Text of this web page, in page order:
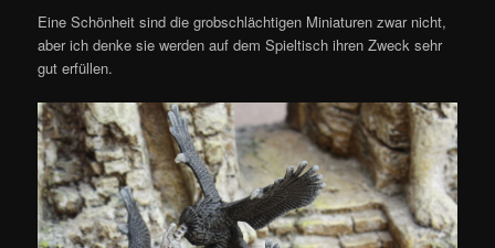
Eine Schönheit sind die grobschlächtigen Miniaturen zwar nicht,
aber ich denke sie werden auf dem Spieltisch ihren Zweck sehr
gut erfüllen.